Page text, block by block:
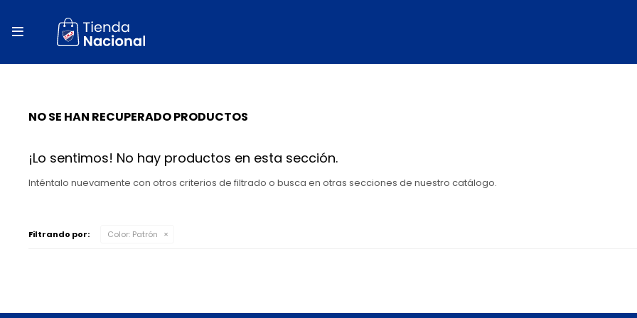

NO SE HAN RECUPERADO PRODUCTOS
¡Lo sentimos! No hay productos en esta sección.
Inténtalo nuevamente con otros criterios de filtrado o busca en otras secciones de nuestro catálogo.
Filtrando por: Color: Patrón
close
local_shipping
percent